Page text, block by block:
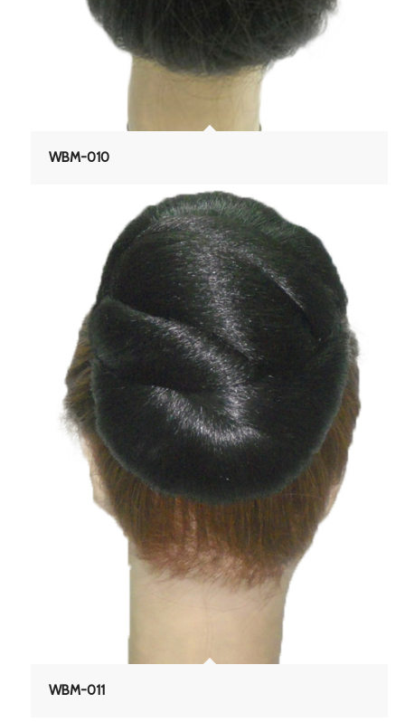
WBM-010
WBM-011